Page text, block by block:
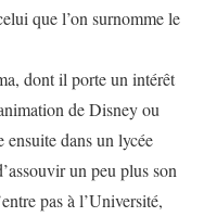
que l’on surnomme le
dont il porte un intérêt
de Disney ou
dans un lycée
un peu plus son
pas à l’Université,